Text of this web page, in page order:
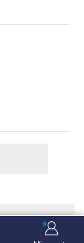
reservados.